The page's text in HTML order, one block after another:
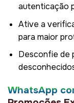
autenticação
Ative a
para maior
Desconfie de
WhatsApp